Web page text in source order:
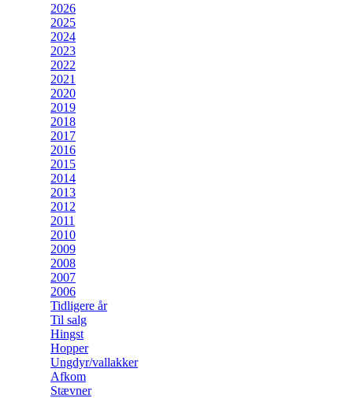
2026
2025
2024
2023
2022
2021
2020
2019
2018
2017
2016
2015
2014
2013
2012
2011
2010
2009
2008
2007
2006
Tidligere år
Til salg
Hingst
Hopper
Ungdyr/vallakker
Afkom
Stævner